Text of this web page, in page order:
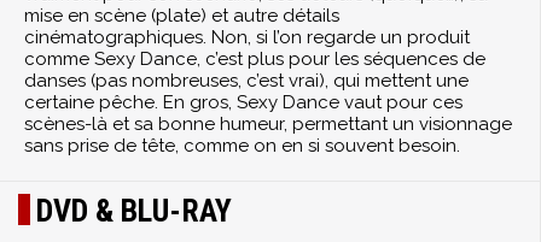
mise en scène (plate) et autre détails
cinématographiques. Non, si l’on regarde un produit
comme Sexy Dance, c’est plus pour les séquences de
danses (pas nombreuses, c’est vrai), qui mettent une
certaine pêche. En gros, Sexy Dance vaut pour ces
scènes-là et sa bonne humeur, permettant un visionnage
sans prise de tête, comme on en si souvent besoin.
DVD & BLU-RAY